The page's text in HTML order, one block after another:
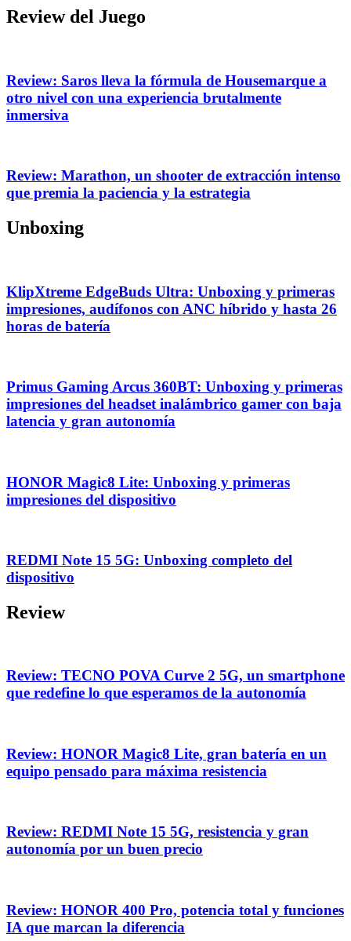
Review del Juego
Review: Saros lleva la fórmula de Housemarque a
otro nivel con una experiencia brutalmente
inmersiva
Review: Marathon, un shooter de extracción intenso
que premia la paciencia y la estrategia
Unboxing
KlipXtreme EdgeBuds Ultra: Unboxing y primeras
impresiones, audífonos con ANC híbrido y hasta 26
horas de batería
Primus Gaming Arcus 360BT: Unboxing y primeras
impresiones del headset inalámbrico gamer con baja
latencia y gran autonomía
HONOR Magic8 Lite: Unboxing y primeras
impresiones del dispositivo
REDMI Note 15 5G: Unboxing completo del
dispositivo
Review
Review: TECNO POVA Curve 2 5G, un smartphone
que redefine lo que esperamos de la autonomía
Review: HONOR Magic8 Lite, gran batería en un
equipo pensado para máxima resistencia
Review: REDMI Note 15 5G, resistencia y gran
autonomía por un buen precio
Review: HONOR 400 Pro, potencia total y funciones
IA que marcan la diferencia